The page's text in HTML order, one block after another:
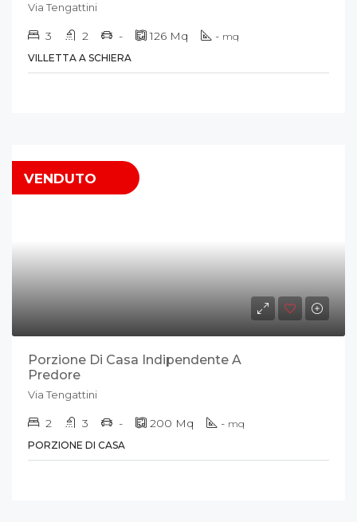
Via Tengattini
3 2 - 126 Mq - mq
VILLETTA A SCHIERA
VENDUTO
Porzione Di Casa Indipendente A
Predore
Via Tengattini
2 3 - 200 Mq - mq
PORZIONE DI CASA